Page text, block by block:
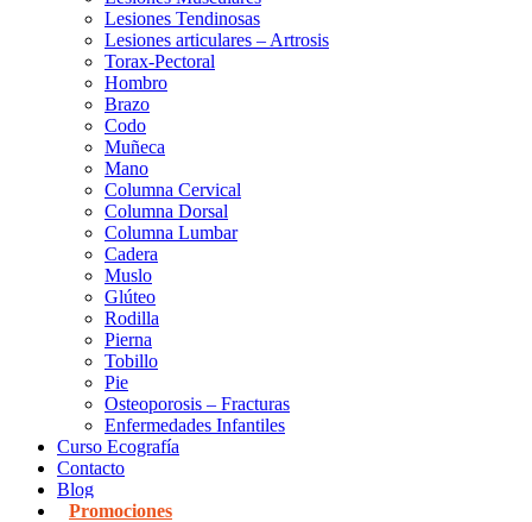
Lesiones Tendinosas
Lesiones articulares – Artrosis
Torax-Pectoral
Hombro
Brazo
Codo
Muñeca
Mano
Columna Cervical
Columna Dorsal
Columna Lumbar
Cadera
Muslo
Glúteo
Rodilla
Pierna
Tobillo
Pie
Osteoporosis – Fracturas
Enfermedades Infantiles
Curso Ecografía
Contacto
Blog
Promociones